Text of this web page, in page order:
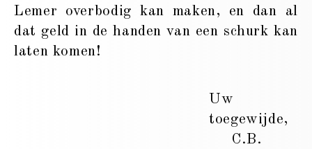
Lemer overbodig kan maken, en dan al
dat geld in de handen van een schurk kan
laten komen!
Uw
toegewijde,
C.B.